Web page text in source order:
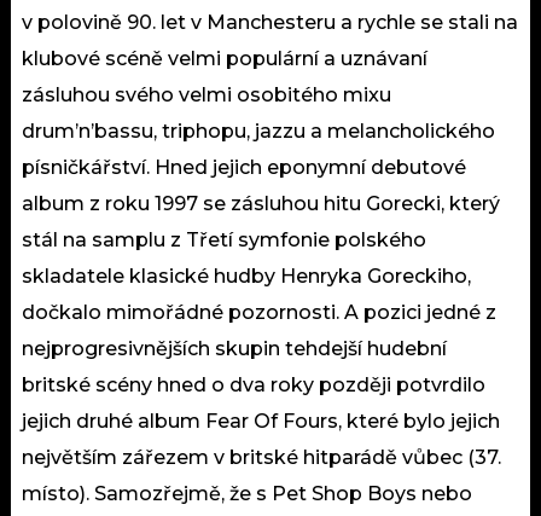
v polovině 90. let v Manchesteru a rychle se stali na
klubové scéně velmi populární a uznávaní
zásluhou svého velmi osobitého mixu
drum’n’bassu, triphopu, jazzu a melancholického
písničkářství. Hned jejich eponymní debutové
album z roku 1997 se zásluhou hitu Gorecki, který
stál na samplu z Třetí symfonie polského
skladatele klasické hudby Henryka Goreckiho,
dočkalo mimořádné pozornosti. A pozici jedné z
nejprogresivnějších skupin tehdejší hudební
britské scény hned o dva roky později potvrdilo
jejich druhé album Fear Of Fours, které bylo jejich
největším zářezem v britské hitparádě vůbec (37.
místo). Samozřejmě, že s Pet Shop Boys nebo